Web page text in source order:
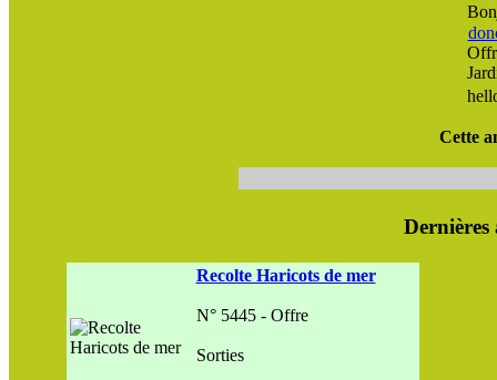
Cette
Dernières
Recolte Haricots de mer
N° 5445 - Offre
Sorties